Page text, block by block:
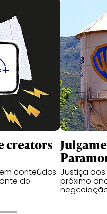
creators
conteúdos
do
Justiça
próximo